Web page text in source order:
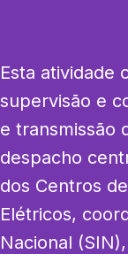
Esta atividade
supervisão e
e transmissão
despacho
dos Centros
Elétricos,
Nacional